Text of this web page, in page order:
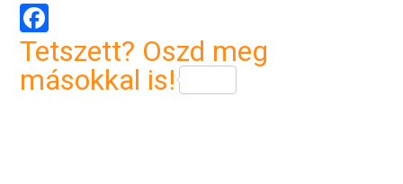
Facebook
Tetszett? Oszd meg
másokkal is!